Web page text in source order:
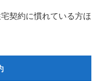
契約に慣れている方ほ